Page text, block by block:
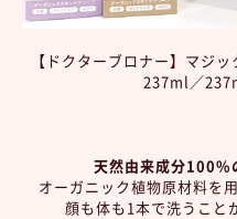
【ドクターブロナー】マジ
237ml／
天然由来成分100%
オーガニック植物原材料を
顔も体も1本で洗うこ